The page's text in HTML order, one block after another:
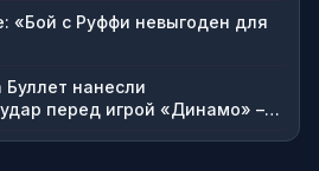
«Бой с Руффи невыгоден для
нанесли
перед игрой «Динамо» –